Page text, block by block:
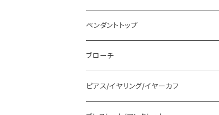
ペンダントトップ
ブローチ
ピアス/イヤリング/イヤーカフ